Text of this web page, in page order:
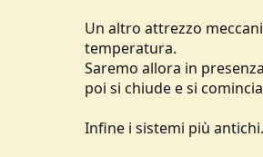
Un altro attrezzo
temperatura.
Saremo allora in
poi si chiude e si
Infine i sistemi più antichi.